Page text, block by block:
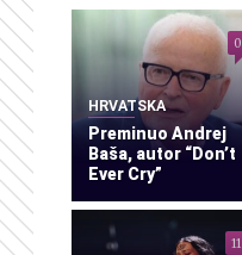
HRVATSKA
Preminuo Andrej
Baša, autor “Don’t
Ever Cry”
0
11